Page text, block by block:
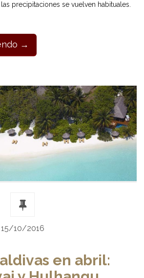
precipitaciones se vuelven habituales.
→
15/10/2016
en abril: